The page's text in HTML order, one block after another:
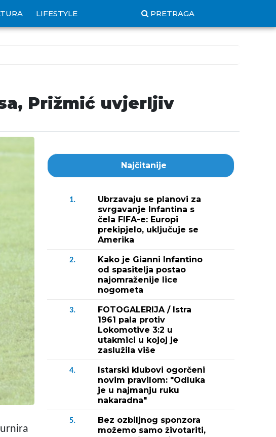
LIFESTYLE PRETRAGA
Prižmić uvjerljiv
Najčitanije
1.
Ubrzavaju se planovi za
svrgavanje Infantina s
čela FIFA-e: Europi
prekipjelo, uključuje se
Amerika
2.
Kako je Gianni Infantino
od spasitelja postao
najomraženije lice
nogometa
3.
FOTOGALERIJA / Istra
1961 pala protiv
Lokomotive 3:2 u
utakmici u kojoj je
zaslužila više
4.
Istarski klubovi ogorčeni
novim pravilom: "Odluka
je u najmanju ruku
nakaradna"
5.
Bez ozbiljnog sponzora
možemo samo životariti,